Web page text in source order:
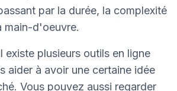
par la durée, la complexité
main-d'oeuvre.
existe plusieurs outils en ligne
aider à avoir une certaine idée
Vous pouvez aussi regarder